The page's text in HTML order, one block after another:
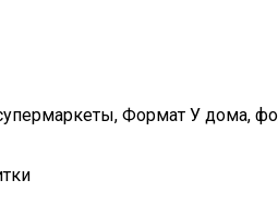
Формат У дома,